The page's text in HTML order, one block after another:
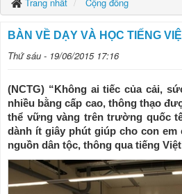
BÀN VỀ DẠY VÀ HỌC TIẾNG
Thứ sáu - 19/06/2015 17:16
(NCTG) “Không ai tiếc của cải,
nhiều bằng cấp cao, thông thạo
thể vững vàng trên trường quốc
dành ít giây phút giúp cho con em
nguồn dân tộc, thông qua tiếng